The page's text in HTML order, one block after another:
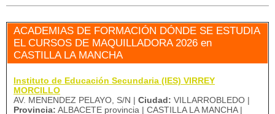
ACADEMIAS DE FORMACIÓN DÓNDE SE ESTUDIA
EL CURSOS DE MAQUILLADORA 2026 en
CASTILLA LA MANCHA
Instituto de Educación Secundaria (IES) VIRREY
MORCILLO
AV. MENENDEZ PELAYO, S/N | Ciudad: VILLARROBLEDO |
Provincia: ALBACETE provincia | CASTILLA LA MANCHA |